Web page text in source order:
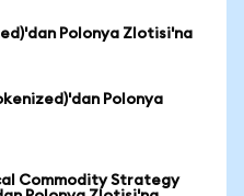
Polonya Zlotisi'na
Polonya
Commodity Strategy